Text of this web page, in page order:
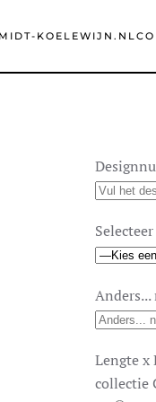
KOELEWIJN.NL
Lengte x
collectie